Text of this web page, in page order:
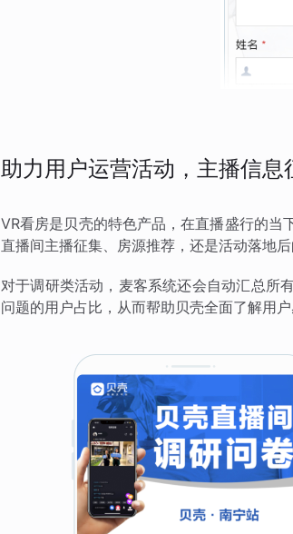
助力用户运营活动，主播信
VR看房是贝壳的特色产品，在直播盛行的
直播间主播征集、房源推荐，还是活动落地
对于调研类活动，麦客系统还会自动汇总所
问题的用户占比，从而帮助贝壳全面了解用